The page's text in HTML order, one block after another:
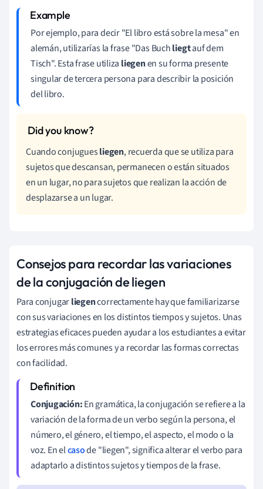
Por ejemplo, para decir "El libro está sobre la mesa" en
alemán, utilizarías la frase "Das Buchliegtauf dem
Tisch". Esta frase utiliza liegenen su forma presente
singular de tercera persona para describir la posición
del libro.
Cuando conjuguesliegen, recuerda que se utiliza para
sujetos que descansan, permanecen o están situados
en un lugar, no para sujetos que realizan la acción de
desplazarse a un lugar.
Consejos para recordar las variaciones
de la conjugación de liegen
Para conjugarliegencorrectamente hay que familiarizarse
con sus variaciones en los distintos tiempos y sujetos. Unas
estrategias eficaces pueden ayudar a los estudiantes a evitar
los errores más comunes y a recordar las formas correctas
con facilidad.
Conjugación:En gramática, la conjugación se refiere a la
variación de la forma de un verbo según la persona, el
número, el género, el tiempo, el aspecto, el modo o la
voz. En elcasode "liegen", significa alterar el verbo para
adaptarlo a distintos sujetos y tiempos de la frase.